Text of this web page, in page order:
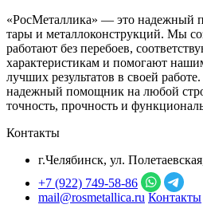
«РосМеталлика» — это надежный
тары и металлоконструкций. Мы
работают без перебоев,
характеристикам и помогают
лучших результатов в своей
надежный помощник на любой
точность, прочность и
Контакты
г.Челябинск, ул.
+7 (922) 749‑58‑86
mail@rosmetallica.ru Контакты